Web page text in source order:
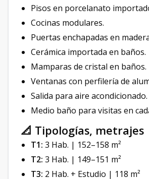
Pisos en porcelanato
Cocinas modulares.
Puertas enchapadas en
Cerámica importada en baños.
Mamparas de cristal en baños.
Ventanas con perfilería de
Salida para aire acondicionado.
Medio baño para visitas en
📐 Tipologías, metrajes
T1: 3 Hab. | 152–158 m²
T2: 3 Hab. | 149–151 m²
T3: 2 Hab. + Estudio | 118 m²